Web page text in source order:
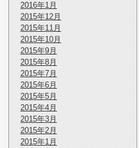
2016年1月
2015年12月
2015年11月
2015年10月
2015年9月
2015年8月
2015年7月
2015年6月
2015年5月
2015年4月
2015年3月
2015年2月
2015年1月